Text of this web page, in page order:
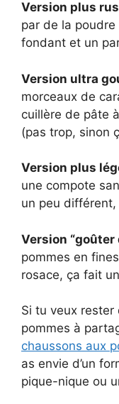
Version plus
par de la poudre
fondant et un
Version ultra
morceaux de
cuillère de pâte
(pas trop, sinon
Version plus
une compote
un peu
Version “goûter
pommes en
rosace, ça fait
Si tu veux rester
pommes à
chaussons aux
as envie d’un
pique-nique ou